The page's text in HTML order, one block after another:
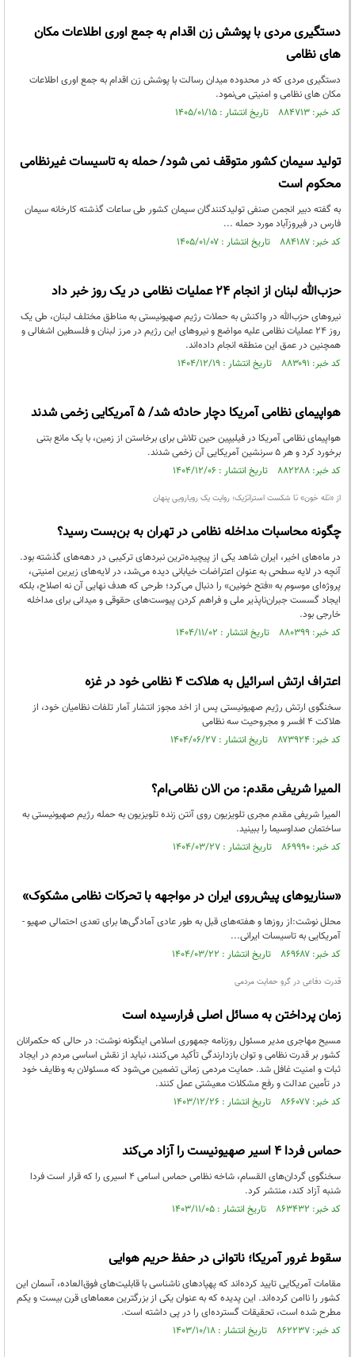
دستگیری مردی با پوشش زن اقدام به جمع اوری اطلاعات مکان
های نظامی
دستگیری مردی که در محدوده میدان رسالت با پوشش زن اقدام به جمع اوری اطلاعات
مکان های نظامی و امنیتی می‌نمود.
کد خبر: ۸۸۴۷۱۳ تاریخ انتشار : ۱۴۰۵/۰۱/۱۵
تولید سیمان کشور متوقف نمی شود/ حمله به تاسیسات غیرنظامی
محکوم است
به گفته دبیر انجمن صنفی تولیدکنندگان سیمان کشور طی ساعات گذشته کارخانه سیمان
فارس در فیروزآباد مورد حمله ...
کد خبر: ۸۸۴۱۸۷ تاریخ انتشار : ۱۴۰۵/۰۱/۰۷
حزب‌الله لبنان از انجام ۲۴ عملیات نظامی در یک روز خبر داد
نیروهای حزب‌الله در واکنش به حملات رژیم صهیونیستی به مناطق مختلف لبنان، طی یک
روز ۲۴ عملیات نظامی علیه مواضع و نیروهای این رژیم در مرز لبنان و فلسطین اشغالی و
همچنین در عمق این منطقه انجام داده‌اند.
کد خبر: ۸۸۳۰۹۱ تاریخ انتشار : ۱۴۰۴/۱۲/۱۹
هواپیمای نظامی آمریکا دچار حادثه شد/ ۵ آمریکایی زخمی شدند
هواپیمای نظامی آمریکا در فیلیپین حین تلاش برای برخاستن از زمین، با یک مانع بتنی
برخورد کرد و هر ۵ سرنشین آمریکایی آن زخمی شدند.
کد خبر: ۸۸۲۲۸۸ تاریخ انتشار : ۱۴۰۴/۱۲/۰۶
از «تله خون» تا شکست استراتژیک؛ روایت یک رویارویی پنهان
چگونه محاسبات مداخله نظامی در تهران به بن‌بست رسید؟
در ماه‌های اخیر، ایران شاهد یکی از پیچیده‌ترین نبردهای ترکیبی در دهه‌های گذشته بود.
آنچه در لایه سطحی به عنوان اعتراضات خیابانی دیده می‌شد، در لایه‌های زیرین امنیتی،
پروژه‌ای موسوم به «فتح خونین» را دنبال می‌کرد؛ طرحی که هدف نهایی آن نه اصلاح، بلکه
ایجاد گسست جبران‌ناپذیر ملی و فراهم کردن پیوست‌های حقوقی و میدانی برای مداخله
خارجی بود.
کد خبر: ۸۸۰۳۹۹ تاریخ انتشار : ۱۴۰۴/۱۱/۰۲
اعتراف ارتش اسرائیل به هلاکت ۴ نظامی خود در غزه
سخنگوی ارتش رژیم صهیونیستی پس از اخد مجوز انتشار آمار تلفات نظامیان خود، از
هلاکت ۴ افسر و مجروحیت سه نظامی
کد خبر: ۸۷۳۹۲۴ تاریخ انتشار : ۱۴۰۴/۰۶/۲۷
المیرا شریفی مقدم: من الان نظامی‌ام؟
المیرا شریفی مقدم مجری تلویزیون روی آنتن زنده تلویزیون به حمله رژیم صهیونیستی به
ساختمان صداوسیما را ببینید.
کد خبر: ۸۶۹۹۹۰ تاریخ انتشار : ۱۴۰۴/۰۳/۲۷
«سناریوهای پیش‌روی ایران در مواجهه با تحرکات نظامی مشکوک»
محلل نوشت:از روزها و هفته‌های قبل به طور عادی آمادگی‌ها برای تعدی احتمالی صهیو -
آمریکایی به تاسیسات ایرانی...
کد خبر: ۸۶۹۶۸۷ تاریخ انتشار : ۱۴۰۴/۰۳/۲۲
قدرت دفاعی در گرو حمایت مردمی
زمان پرداختن به مسائل اصلی فرارسیده است
مسیح مهاجری مدیر مسئول روزنامه جمهوری اسلامی اینگونه نوشت: در حالی که حکمرانان
کشور بر قدرت نظامی و توان بازدارندگی تأکید می‌کنند، نباید از نقش اساسی مردم در ایجاد
ثبات و امنیت غافل شد. حمایت مردمی زمانی تضمین می‌شود که مسئولان به وظایف خود
در تأمین عدالت و رفع مشکلات معیشتی عمل کنند.
کد خبر: ۸۶۶۰۷۷ تاریخ انتشار : ۱۴۰۳/۱۲/۲۶
حماس فردا ۴ اسیر صهیونیست را آزاد می‌کند
سخنگوی گردان‌های القسام، شاخه نظامی حماس اسامی ۴ اسیری را که قرار است فردا
شنبه آزاد کند، منتشر کرد.
کد خبر: ۸۶۳۴۳۲ تاریخ انتشار : ۱۴۰۳/۱۱/۰۵
سقوط غرور آمریکا؛ ناتوانی در حفظ حریم هوایی
مقامات آمریکایی تایید کرده‌اند که پهپادهای ناشناسی با قابلیت‌های فوق‌العاده، آسمان این
کشور را ناامن کرده‌اند. این پدیده که به عنوان یکی از بزرگترین معماهای قرن بیست و یکم
مطرح شده است، تحقیقات گسترده‌ای را در پی داشته است.
کد خبر: ۸۶۲۲۳۷ تاریخ انتشار : ۱۴۰۳/۱۰/۱۸